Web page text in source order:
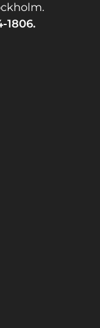
1806.